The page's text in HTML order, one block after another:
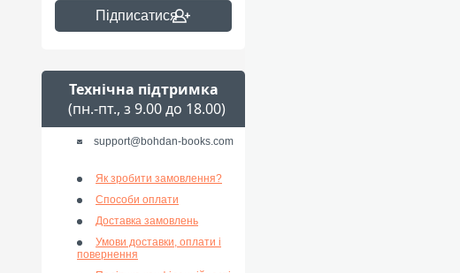
Підписатися
Технічна підтримка
(пн.-пт., з 9.00 до 18.00)
support@bohdan-books.com
Як зробити замовлення?
Способи оплати
Доставка замовлень
Умови доставки, оплати і
повернення